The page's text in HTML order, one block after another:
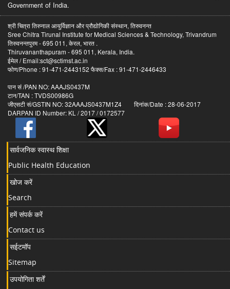
Government of India.
श्री चित्रा तिरुनाल आयुर्विज्ञान और प्रौद्योगिकी संस्थान, तिरुवनन्त
Sree Chitra Tirunal Institute for Medical Sciences & Technology, Trivandrum
तिरुवनन्तपुरम - 695 011, केरल, भारत .
Thiruvananthapuram - 695 011, Kerala, India.
ईमेल / Email:sct@sctimst.ac.in
फोण/Phone : 91-471-2443152 फैक्स/Fax : 91-471-2446433
पान सं /PAN NO: AAAJS0437M
टान/TAN : TVDS00986G
जीएसटी सं/GSTIN NO: 32AAAJS0437M1Z4 दिनांक/Date : 28-06-2017
DARPAN ID Number: KL / 2017 / 0172577
सार्वजनिक स्वास्थ शिक्षा
Public Health Education
खोज करें
Search
हमें संपर्क करें
Contact us
सईटमॉप
Sitemap
उपयोगिता शर्तें